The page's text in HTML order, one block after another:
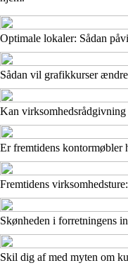
Optimale lokaler: Sådan
Sådan vil grafikkurser
Kan
Er fremtidens kontormøbler
Fremtidens
Skønheden i forretningens
Skil dig af med myten om